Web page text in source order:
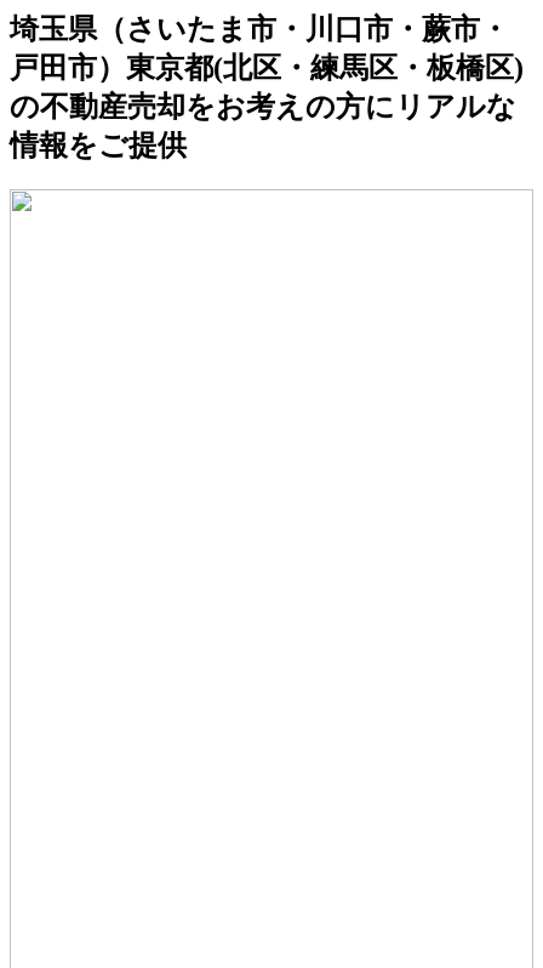
埼玉県（さいたま市・川口市・蕨市・
戸田市）東京都(北区・練馬区・板橋区)
の不動産売却をお考えの方にリアルな
情報をご提供